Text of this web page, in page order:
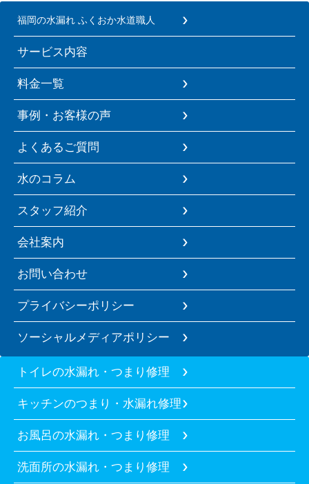
福岡の水漏れ ふくおか水道職人
サービス内容
料金一覧
事例・お客様の声
よくあるご質問
水のコラム
スタッフ紹介
会社案内
お問い合わせ
プライバシーポリシー
ソーシャルメディアポリシー
トイレの水漏れ・つまり修理
キッチンのつまり・水漏れ修理
お風呂の水漏れ・つまり修理
洗面所の水漏れ・つまり修理